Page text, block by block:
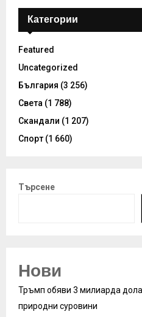
Категории
Featured
Uncategorized
България (3 256)
Света (1 788)
Скандали (1 207)
Спорт (1 660)
Търсене
Нови
Тръмп обяви 3 милиарда
природни суровини